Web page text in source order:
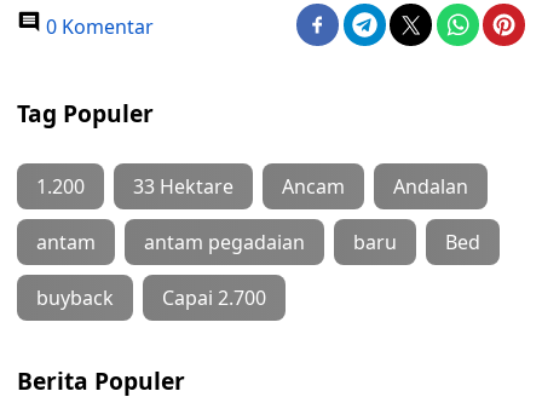
0 Komentar
Tag Populer
1.200 33 Hektare Ancam Andalan
antam antam pegadaian baru Bed
buyback Capai 2.700
Berita Populer